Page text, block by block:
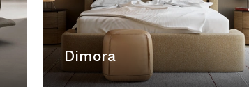
Dimora